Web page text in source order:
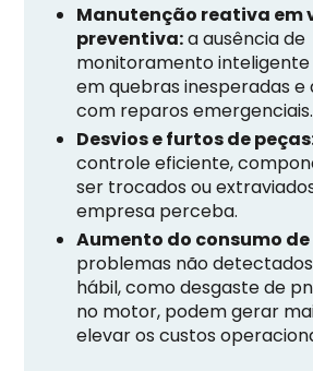
Manutenção reativa em
preventiva:a ausência de
monitoramento
em quebras inesperadas
com reparos emergenciais.
Desvios e furtos de
controle eficiente,
ser trocados ou
empresa perceba.
Aumento do consumo
problemas não
hábil, como desgaste de
no motor, podem gerar
elevar os custos